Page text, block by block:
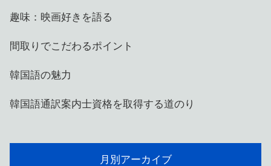
趣味：映画好きを語る
間取りでこだわるポイント
韓国語の魅力
韓国語通訳案内士資格を取得する道のり
月別アーカイブ